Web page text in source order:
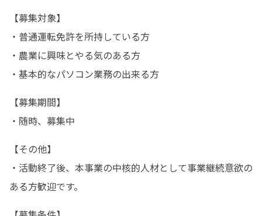
【募集対象】
・普通運転免許を所持している方
・農業に興味とやる気のある方
・基本的なパソコン業務の出来る方
【募集期間】
・随時、募集中
【その他】
・活動終了後、本事業の中核的人材として事業継続意欲の
ある方歓迎です。